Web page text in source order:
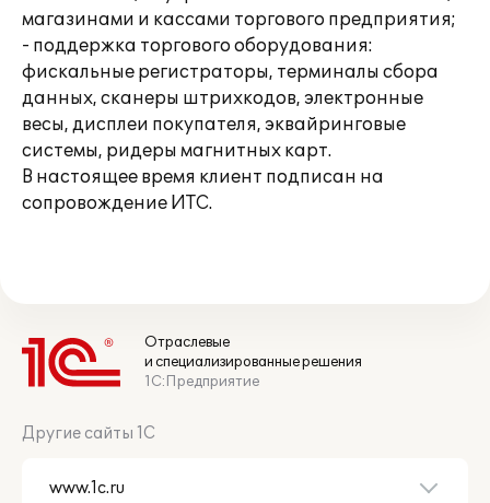
магазинами и кассами торгового предприятия;
- поддержка торгового оборудования:
фискальные регистраторы, терминалы сбора
данных, сканеры штрихкодов, электронные
весы, дисплеи покупателя, эквайринговые
системы, ридеры магнитных карт.
В настоящее время клиент подписан на
сопровождение ИТС.
Отраслевые
и специализированные решения
1С:Предприятие
Другие сайты 1С